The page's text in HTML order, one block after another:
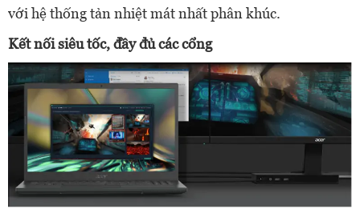
với hệ thống tản nhiệt mát nhất phân khúc.
Kết nối siêu tốc, đầy đủ các cổng